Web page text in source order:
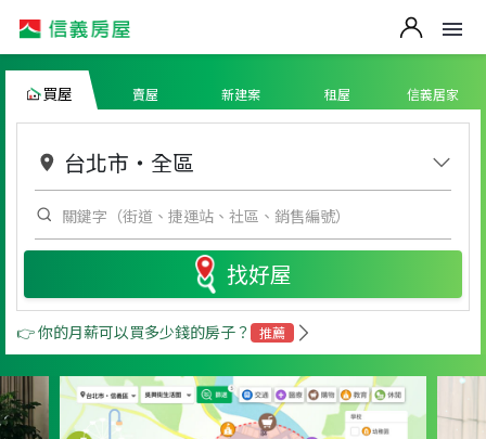
買屋 賣屋 新建案 租屋 信義居家
台北市 ・ 全區
找好屋
👉 你的月薪可以買多少錢的房子？ 推薦